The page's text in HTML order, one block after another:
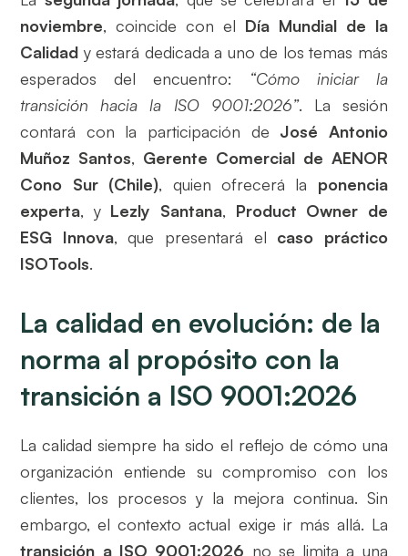
noviembre, coincide con el Día Mundial de la
Calidad y estará dedicada a uno de los temas más
esperados del encuentro: “Cómo iniciar la
transición hacia la ISO 9001:2026”. La sesión
contará con la participación de José Antonio
Muñoz Santos, Gerente Comercial de AENOR
Cono Sur (Chile), quien ofrecerá la ponencia
experta, y Lezly Santana, Product Owner de
ESG Innova, que presentará el caso práctico
ISOTools.
La calidad en evolución: de la
norma al propósito con la
transición a ISO 9001:2026
La calidad siempre ha sido el reflejo de cómo una
organización entiende su compromiso con los
clientes, los procesos y la mejora continua. Sin
embargo, el contexto actual exige ir más allá. La
transición a ISO 9001:2026 no se limita a una